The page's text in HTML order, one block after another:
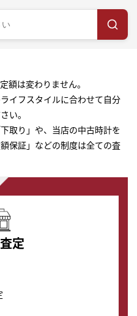
額は変わりません。
イフスタイルに合わせて自分
い。
取り」や、当店の中古時計を
保証」などの制度は全ての査
定